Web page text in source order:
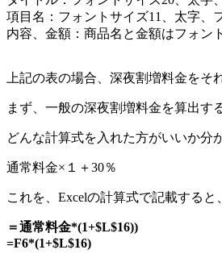
項目名：フォントサイズ11、太字、
内容、金額：商品名と金額はフォン
上記の表の場合、深夜割増料金をそ
まず、一般の深夜割増料金を算出す
どんな計算式を入れた方がいいか分
通常料金×１＋30％
これを、Excelの計算式で記載すると、
＝通常料金*(1+$L$16))
=F6*(1+$L$16)